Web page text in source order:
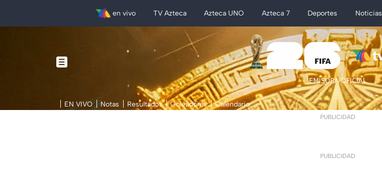
en vivo TV Azteca Azteca UNO Azteca 7 Deportes Noticias
EN VIVO Notas Resultados Goleadores Calendario
PUBLICIDAD
PUBLICIDAD